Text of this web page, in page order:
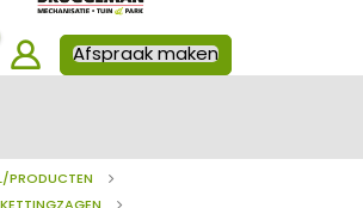
Afspraak maken
PRODUCTEN